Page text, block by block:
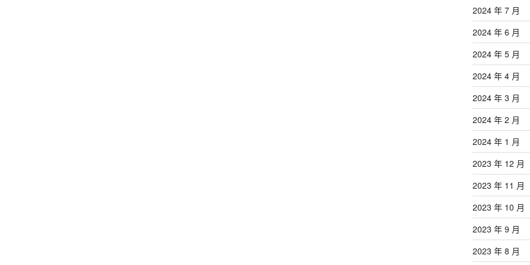
2024 年 7 月
2024 年 6 月
2024 年 5 月
2024 年 4 月
2024 年 3 月
2024 年 2 月
2024 年 1 月
2023 年 12 月
2023 年 11 月
2023 年 10 月
2023 年 9 月
2023 年 8 月